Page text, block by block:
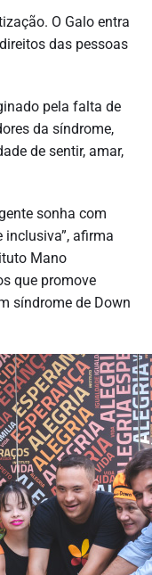
O Galo entra
das pessoas
pela falta de
da síndrome,
de sentir, amar,
sonha com
afirma
Mano
que promove
síndrome de Down